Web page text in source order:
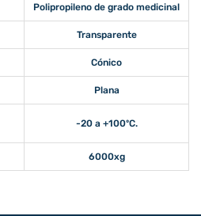
Polipropileno de grado medicinal
Transparente
Cónico
Plana
-20 a +100ºC.
6000xg